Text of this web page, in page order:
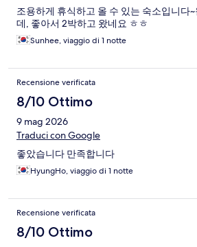
조용하게 휴식하고 올 수 있는 숙소입니다
데, 좋아서 2박하고 왔네요 ㅎㅎ
Sunhee, viaggio di 1 notte
Recensione verificata
8/10 Ottimo
9 mag 2026
Traduci con Google
좋았습니다 만족합니다
HyungHo, viaggio di 1 notte
Recensione verificata
8/10 Ottimo